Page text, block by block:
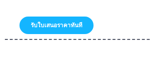
รับใบเสนอราคาทันที